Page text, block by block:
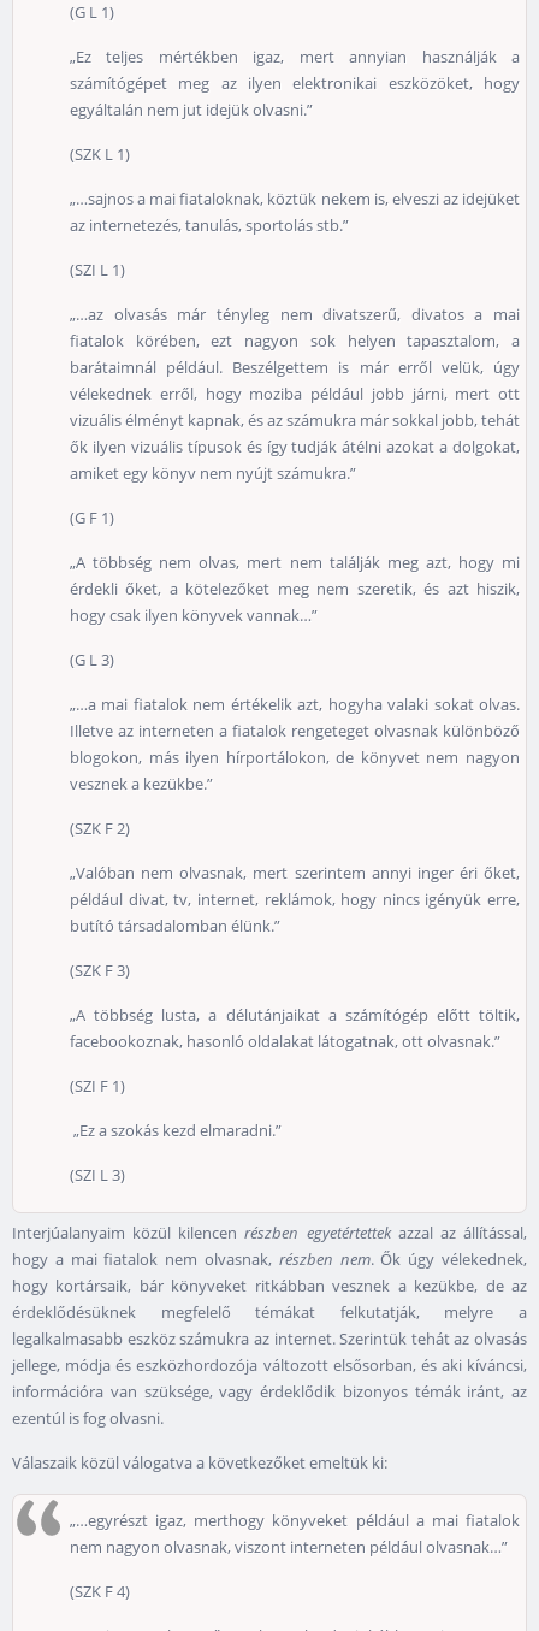
(G L 1)
„Ez teljes mértékben igaz, mert annyian használják a
számítógépet meg az ilyen elektronikai eszközöket, hogy
egyáltalán nem jut idejük olvasni.”
(SZK L 1)
„…sajnos a mai fiataloknak, köztük nekem is, elveszi az idejüket
az internetezés, tanulás, sportolás stb.”
(SZI L 1)
„…az olvasás már tényleg nem divatszerű, divatos a mai
fiatalok körében, ezt nagyon sok helyen tapasztalom, a
barátaimnál például. Beszélgettem is már erről velük, úgy
vélekednek erről, hogy moziba például jobb járni, mert ott
vizuális élményt kapnak, és az számukra már sokkal jobb, tehát
ők ilyen vizuális típusok és így tudják átélni azokat a dolgokat,
amiket egy könyv nem nyújt számukra.”
(G F 1)
„A többség nem olvas, mert nem találják meg azt, hogy mi
érdekli őket, a kötelezőket meg nem szeretik, és azt hiszik,
hogy csak ilyen könyvek vannak…”
(G L 3)
„…a mai fiatalok nem értékelik azt, hogyha valaki sokat olvas.
Illetve az interneten a fiatalok rengeteget olvasnak különböző
blogokon, más ilyen hírportálokon, de könyvet nem nagyon
vesznek a kezükbe.”
(SZK F 2)
„Valóban nem olvasnak, mert szerintem annyi inger éri őket,
például divat, tv, internet, reklámok, hogy nincs igényük erre,
butító társadalomban élünk.”
(SZK F 3)
„A többség lusta, a délutánjaikat a számítógép előtt töltik,
facebookoznak, hasonló oldalakat látogatnak, ott olvasnak.”
(SZI F 1)
„Ez a szokás kezd elmaradni.”
(SZI L 3)
Interjúalanyaim közül kilencenrészben egyetértettekazzal az állítással,
hogy a mai fiatalok nem olvasnak, részben nem. Ők úgy vélekednek,
hogy kortársaik, bár könyveket ritkábban vesznek a kezükbe, de az
érdeklődésüknek megfelelő témákat felkutatják, melyre a
legalkalmasabb eszköz számukra az internet. Szerintük tehát az olvasás
jellege, módja és eszközhordozója változott elsősorban, és aki kíváncsi,
információra van szüksége, vagy érdeklődik bizonyos témák iránt, az
ezentúl is fog olvasni.
Válaszaik közül válogatva a következőket emeltük ki:
„…egyrészt igaz, merthogy könyveket például a mai fiatalok
nem nagyon olvasnak, viszont interneten például olvasnak…”
(SZK F 4)